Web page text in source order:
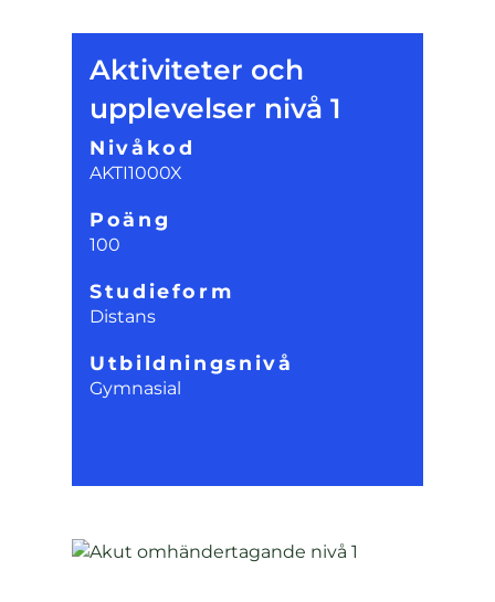
Aktiviteter och
upplevelser nivå 1
Nivåkod
AKTI1000X
Poäng
100
Studieform
Distans
Utbildningsnivå
Gymnasial